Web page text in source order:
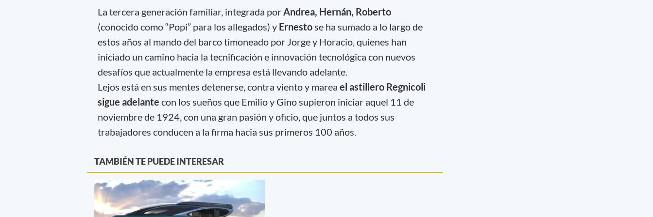
La tercera generación familiar, integrada porAndrea, Hernán, Roberto
(conocido como “Popi” para los allegados) y Ernestose ha sumado a lo largo de
estos años al mando del barco timoneado por Jorge y Horacio, quienes han
iniciado un camino hacia la tecnificación e innovación tecnológica con nuevos
desafíos que actualmente la empresa está llevando adelante.
Lejos está en sus mentes detenerse, contra viento y marea el astillero Regnicoli
sigue adelante con los sueños que Emilio y Gino supieron iniciar aquel 11 de
noviembre de 1924, con una gran pasión y oficio, que juntos a todos sus
trabajadores conducen a la firma hacia sus primeros 100 años.
TAMBIÉN TE PUEDE INTERESAR